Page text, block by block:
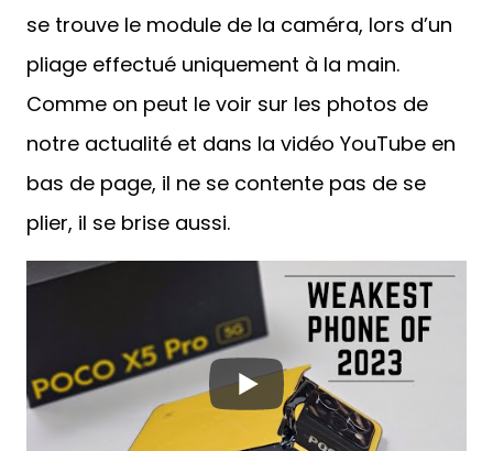
se trouve le module de la caméra, lors d’un
pliage effectué uniquement à la main.
Comme on peut le voir sur les photos de
notre actualité et dans la vidéo YouTube en
bas de page, il ne se contente pas de se
plier, il se brise aussi.